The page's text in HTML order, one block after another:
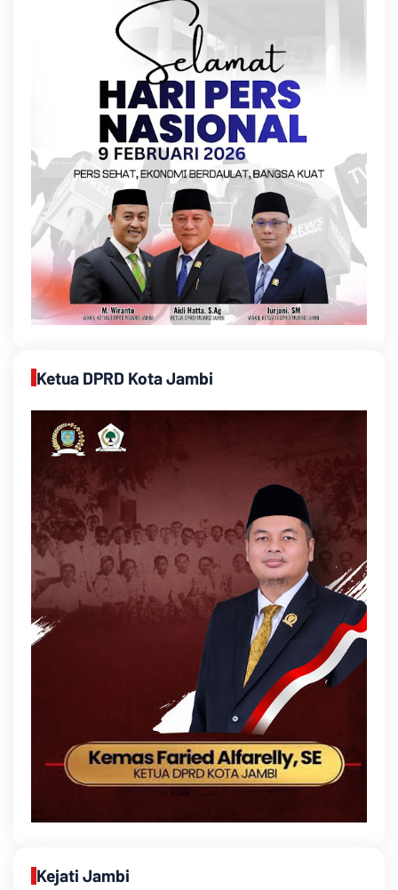
Ketua DPRD Kota Jambi
Kejati Jambi